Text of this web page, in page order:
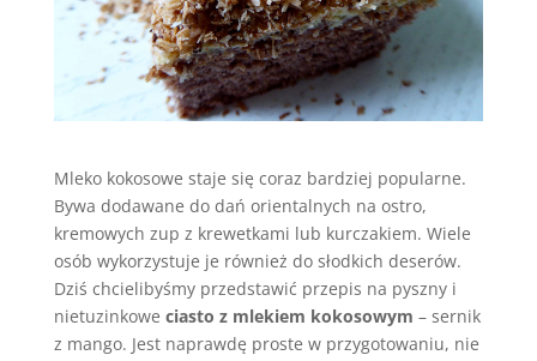
Mleko kokosowe staje się coraz bardziej popularne.
Bywa dodawane do dań orientalnych na ostro,
kremowych zup z krewetkami lub kurczakiem. Wiele
osób wykorzystuje je również do słodkich deserów.
Dziś chcielibyśmy przedstawić przepis na pyszny i
nietuzinkowe ciasto z mlekiem kokosowym – sernik
z mango. Jest naprawdę proste w przygotowaniu, nie